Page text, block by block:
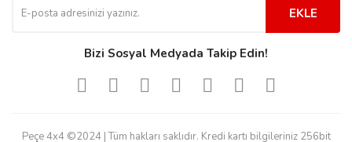
EKLE
Bizi Sosyal Medyada Takip Edin!
Peçe 4x4 ©2024 | Tüm hakları saklıdır. Kredi kartı bilgileriniz 256bit